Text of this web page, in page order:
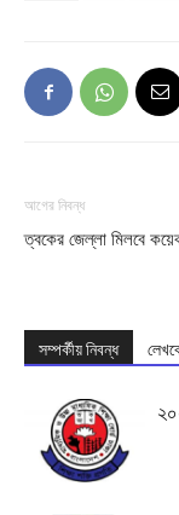
আগের নিবন্ধ
ত্বকের জেল্লা মিলবে
সম্পর্কীয় নিবন্ধ